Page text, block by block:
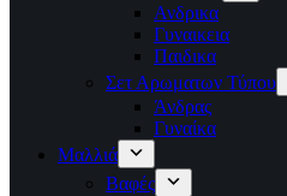
Ανδρικα
Γυναικεια
Παιδικα
Σετ Αρωματων Τύπου
Άνδρας
Γυναίκα
Μαλλιά
Βαφές